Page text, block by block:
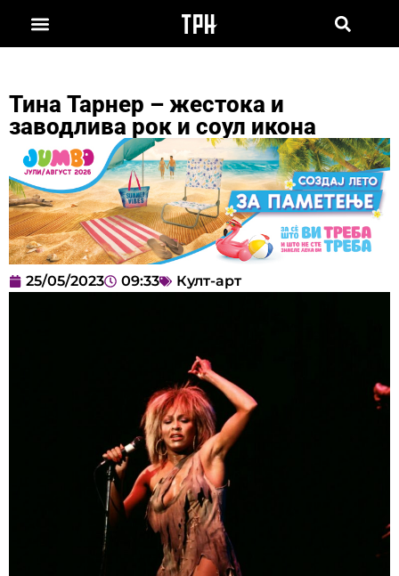
Тина Тарнер – жестока и
заводлива рок и соул икона
25/05/2023 09:33 Култ-арт